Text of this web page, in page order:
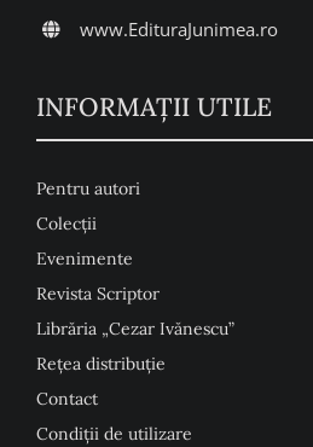
www.EdituraJunimea.ro
INFORMAŢII UTILE
Pentru autori
Colecţii
Evenimente
Revista Scriptor
Librăria „Cezar Ivănescu”
Rețea distribuție
Contact
Condiţii de utilizare